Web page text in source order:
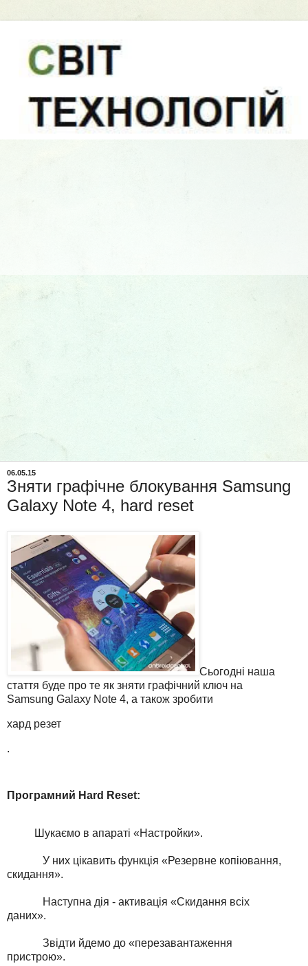
06.05.15
Зняти графічне блокування Samsung
Galaxy Note 4, hard reset
Сьогодні наша
стаття буде про те як зняти графічний ключ на
Samsung Galaxy Note 4, а також зробити
хард резет
.
Програмний Hard Reset:
Шукаємо в апараті «Настройки».
У них цікавить функція «Резервне копіювання,
скидання».
Наступна дія - активація «Скидання всіх
даних».
Звідти йдемо до «перезавантаження
пристрою».